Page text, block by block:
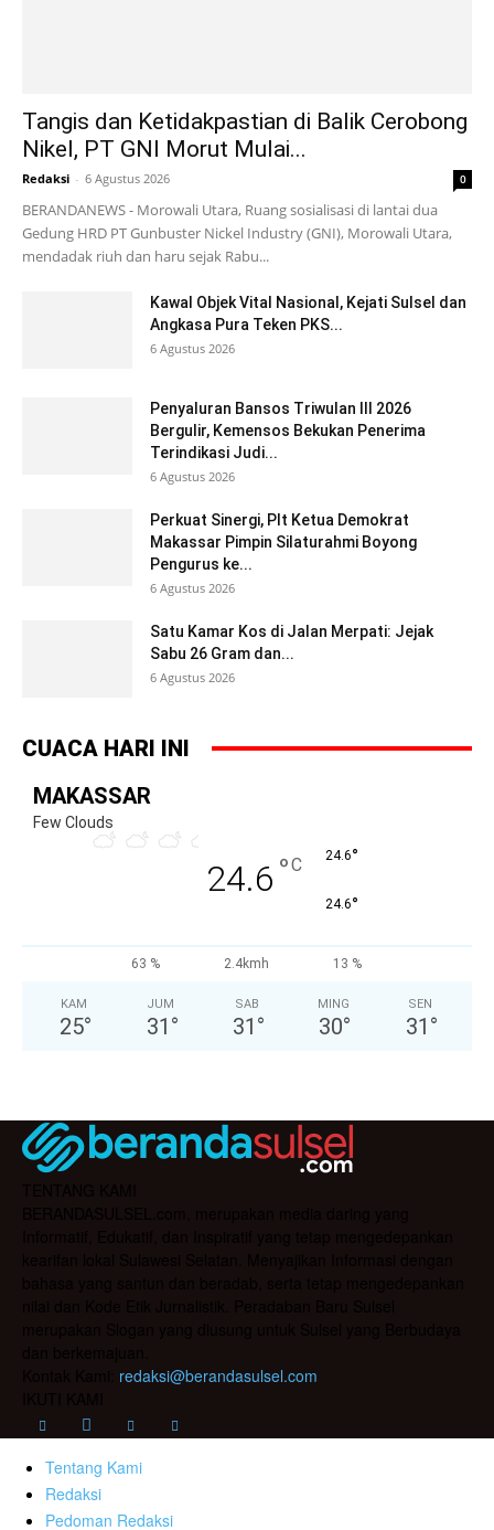
Tangis dan Ketidakpastian di Balik Cerobong
Nikel, PT GNI Morut Mulai...
Redaksi - 6 Agustus 2026 0
BERANDANEWS - Morowali Utara, Ruang sosialisasi di lantai dua
Gedung HRD PT Gunbuster Nickel Industry (GNI), Morowali Utara,
mendadak riuh dan haru sejak Rabu...
Kawal Objek Vital Nasional, Kejati Sulsel dan
Angkasa Pura Teken PKS...
6 Agustus 2026
Penyaluran Bansos Triwulan III 2026
Bergulir, Kemensos Bekukan Penerima
Terindikasi Judi...
6 Agustus 2026
Perkuat Sinergi, Plt Ketua Demokrat
Makassar Pimpin Silaturahmi Boyong
Pengurus ke...
6 Agustus 2026
Satu Kamar Kos di Jalan Merpati: Jejak
Sabu 26 Gram dan...
6 Agustus 2026
CUACA HARI INI
MAKASSAR
Few Clouds
24.6 °C 24.6°
24.6°
63 % 2.4kmh 13 %
KAM
25°
JUM
31 °
SAB
31 °
MING
30°
SEN
31 °
redaksi@berandasulsel.com
Tentang Kami
Redaksi
Pedoman Redaksi